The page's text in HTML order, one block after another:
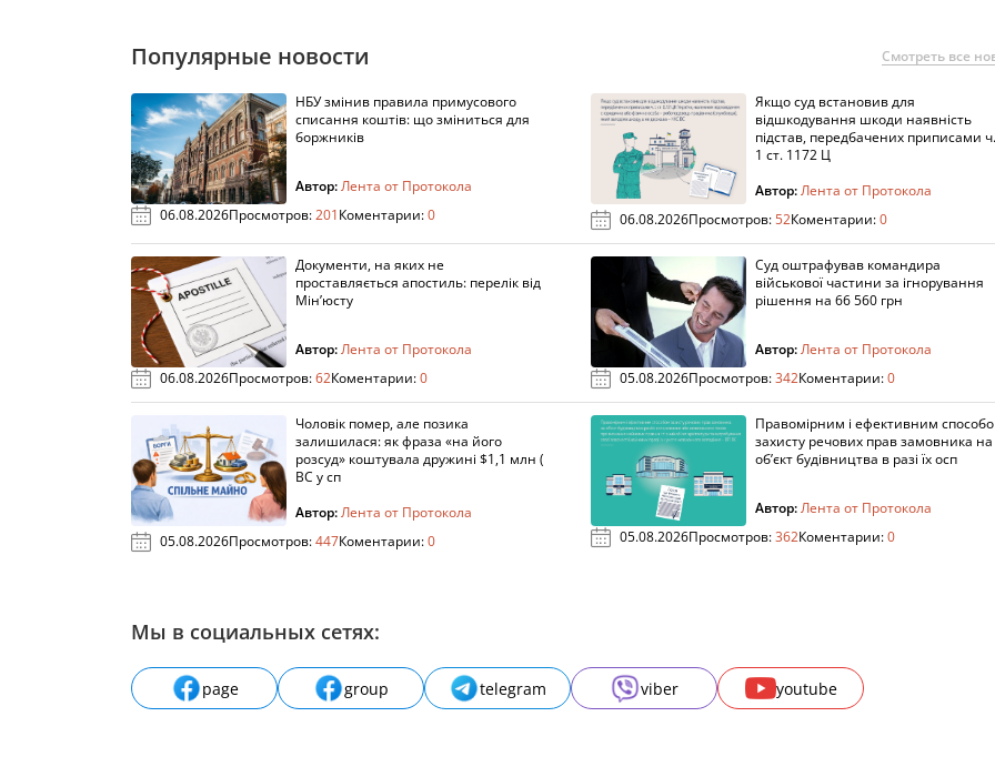
Популярные новости Смотреть все
НБУ змінив правила примусового
списання коштів: що зміниться для
боржників
Автор:Лента от Протокола
06.08.2026Просмотров:201Коментарии:0
Якщо суд встановив для
відшкодування шкоди наявність
підстав, передбачених приписами ч.
1 ст. 1172 Ц
Автор:Лента от Протокола
06.08.2026Просмотров:52Коментарии:0
Документи, на яких не
проставляється апостиль: перелік від
Мін’юсту
Автор:Лента от Протокола
06.08.2026Просмотров:62Коментарии:0
Суд оштрафував командира
військової частини за ігнорування
рішення на 66 560 грн
Автор:Лента от Протокола
05.08.2026Просмотров:342Коментарии:0
Чоловік помер, але позика
залишилася: як фраза «на його
розсуд» коштувала дружині $1,1 млн (
ВС у сп
Автор:Лента от Протокола
05.08.2026Просмотров:447Коментарии:0
Правомірним і ефективним
захисту речових прав замовника на
об’єкт будівництва в разі їх осп
Автор:Лента от Протокола
05.08.2026Просмотров:362Коментарии:0
Мы в социальных сетях:
page group telegram viber youtube